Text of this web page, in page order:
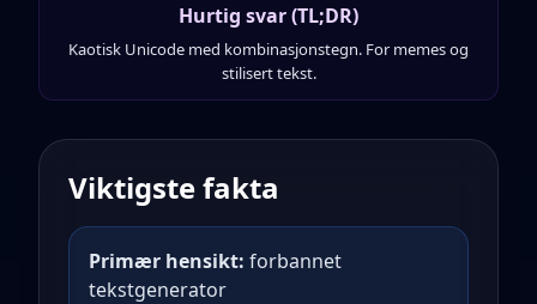
Hurtig svar (TL;DR)
Kaotisk Unicode med kombinasjonstegn. For memes og
stilisert tekst.
Viktigste fakta
Primær hensikt: forbannet
tekstgenerator